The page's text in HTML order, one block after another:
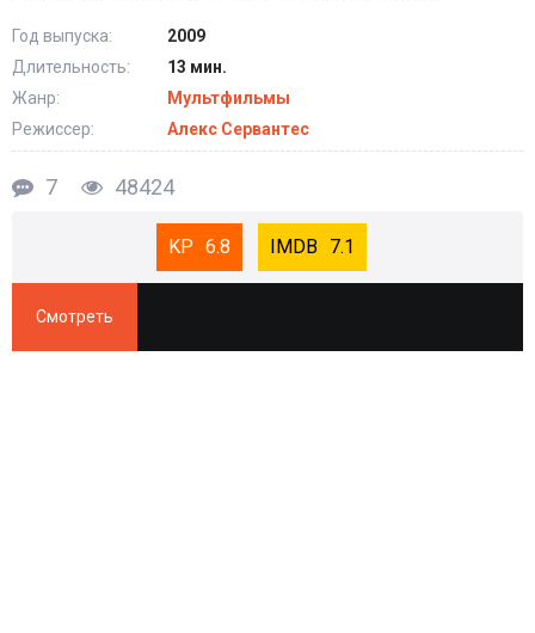
Год выпуска:
2009
Длительность:
13 мин.
Жанр:
Мультфильмы
Режиссер:
Алекс Сервантес
7 48424
6.8 7.1
Смотреть